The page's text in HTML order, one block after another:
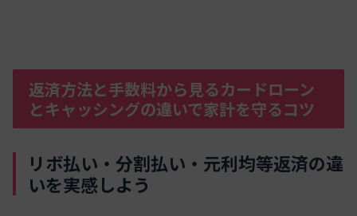
返済方法と手数料から見るカードローン
とキャッシングの違いで家計を守るコツ
リボ払い・分割払い・元利均等返済の違
いを実感しよう